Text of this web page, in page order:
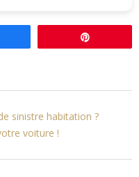
sinistre habitation ?
voiture !